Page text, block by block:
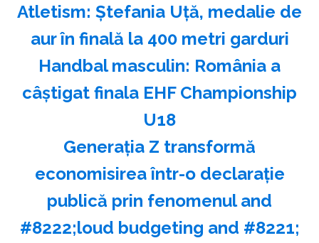
Atletism: Ştefania Uţă, medalie de
aur în finală la 400 metri garduri
Handbal masculin: România a
câştigat finala EHF Championship
U18
Generaţia Z transformă
economisirea într-o declaraţie
publică prin fenomenul and
#8222;loud budgeting and #8221;